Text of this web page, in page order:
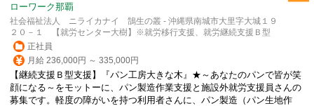
ローワーク那覇
社会福祉法人 ニライカナイ 鵠生の叢 - 沖縄県南城市大里字大城１９
２０－１ 【就労センター大樹】※就労移行支援、就労継続支援Ｂ型
正社員
月給 236,000円 ～ 335,000円
【継続支援Ｂ型支援】『パン工房大きな木』★～あなたのパンで皆が笑
顔になる～をモットーに、パン製造作業支援と施設外就労支援員さんの
募集です。軽度の障がいを持つ利用者さんに、パン製造（パン生地作